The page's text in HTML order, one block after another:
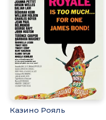
Казино Рояль